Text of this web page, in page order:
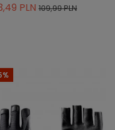
PLN 109,99 PLN